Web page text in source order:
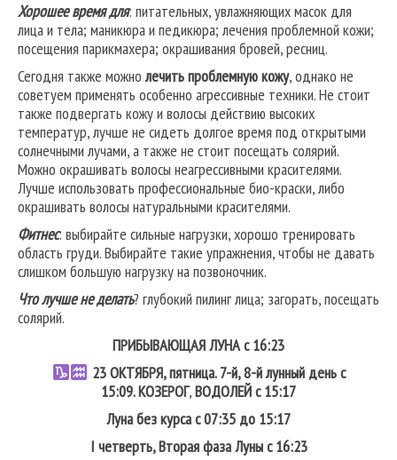
Хорошее время для: питательных, увлажняющих масок для
лица и тела; маникюра и педикюра; лечения проблемной кожи;
посещения парикмахера; окрашивания бровей, ресниц.
Сегодня также можно лечить проблемную кожу, однако не
советуем применять особенно агрессивные техники. Не стоит
также подвергать кожу и волосы действию высоких
температур, лучше не сидеть долгое время под открытыми
солнечными лучами, а также не стоит посещать солярий.
Можно окрашивать волосы неагрессивными красителями.
Лучше использовать профессиональные био-краски, либо
окрашивать волосы натуральными красителями.
Фитнес: выбирайте сильные нагрузки, хорошо тренировать
область груди. Выбирайте такие упражнения, чтобы не давать
слишком большую нагрузку на позвоночник.
Что лучше не делать? глубокий пилинг лица; загорать, посещать
солярий.
ПРИБЫВАЮЩАЯ ЛУНА с 16:23
23ОКТЯБРЯ, пятница. 7-й, 8-й лунный день с
15:09.КОЗЕРОГ,ВОДОЛЕЙс 15:17
Луна без курса с 07:35 до 15:17
I четверть, Вторая фаза Луны с 16:23